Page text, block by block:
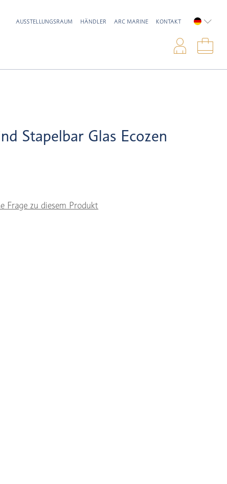
AUSSTELLUNGSRAUM HÄNDLER ARC MARINE KONTAKT
Stapelbar Glas Ecozen
Frage zu diesem Produkt